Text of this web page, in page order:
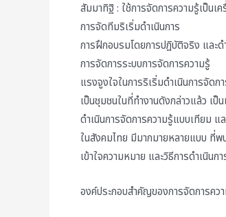
สัมมาทิฐิ : ใช้การจัดการความรู้เป็นเ
การจัดทีมริเริ่มดำเนินการ
การฝึกอบรมโดยการปฏิบัติจริง และด
การจัดการระบบการจัดการความรู้
แรงจูงใจในการริเริ่มดำเนินการจัด
เป็นชุมชนในที่ทำงานดังกล่าวแล้ว เป็
ดำเนินการจัดการความรู้แบบเทียม แ
ในสังคมไทย มีมากมายหลายแบบ ที่
เข้าใจความหมาย และวิธีการดำเนิน
องค์ประกอบสำคัญของการจัดการค